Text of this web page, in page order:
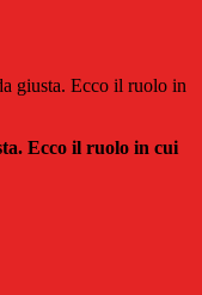
giusta. Ecco il ruolo in
Ecco il ruolo in cui